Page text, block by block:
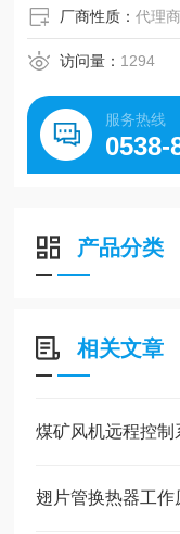
厂商性质：代理商
访问量： 1294
服务热线
0538-
产品分类
相关文章
煤矿风机远程控
翅片管换热器工作